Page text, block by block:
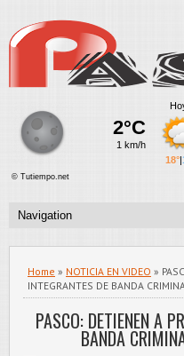
Home » NOTICIA EN VIDEO »
INTEGRANTES DE BANDA
PASCO: DETIENEN A
BANDA